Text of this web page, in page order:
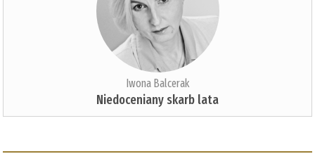
Iwona Balcerak
Niedoceniany skarb lata